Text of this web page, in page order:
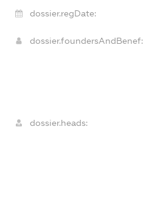
dossier.regDate:
dossier.foundersAndBenef:
dossier.heads: